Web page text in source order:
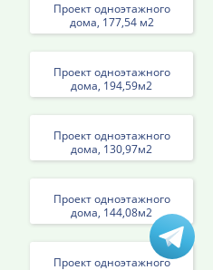
Проект одноэтажного
дома, 177,54 м2
Проект одноэтажного
дома, 194,59м2
Проект одноэтажного
дома, 130,97м2
Проект одноэтажного
дома, 144,08м2
Проект одноэтажного